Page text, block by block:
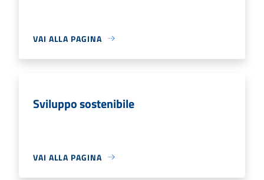
VAI ALLA PAGINA
Sviluppo sostenibile
VAI ALLA PAGINA